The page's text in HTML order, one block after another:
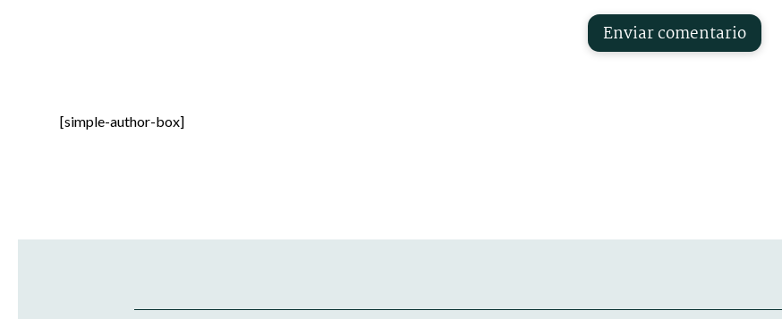
Enviar comentario
[simple-author-box]